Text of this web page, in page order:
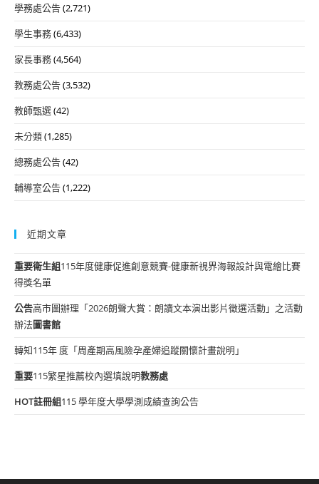
學務處公告(2,721)
學生事務(6,433)
家長事務(4,564)
教務處公告(3,532)
教師甄選(42)
未分類(1,285)
總務處公告(42)
輔導室公告(1,222)
近期文章
重要衛生組115年度健康促進創意競賽-健康新視界海報設計與電繪比賽
得獎名單
公告高市圖辦理「2026朗聲大賞：朗讀文本演出影片徵選活動」之活動
辦法圖書館
轉知115年 度「周產期高風險孕產婦追蹤關懷計畫說明」
重要115繁星推薦校內選填說明教務處
HOT註冊組115 學年度大學學測成績查詢公告